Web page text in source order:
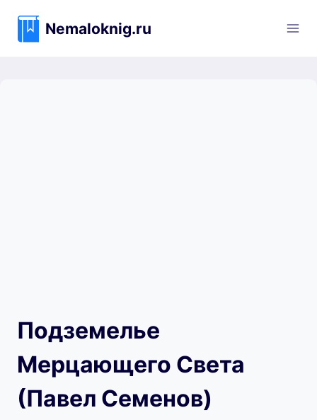
содержимому
Nemaloknig.ru
Подземелье
Мерцающего Света
(Павел Семенов)